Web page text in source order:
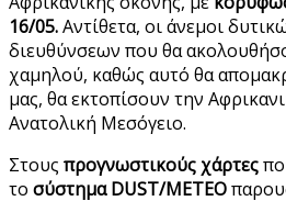
16/05.Αντίθετα, οι άνεμοι
διευθύνσεων που θα
χαμηλού, καθώς αυτό θα
μας, θα εκτοπίσουν την
Ανατολική Μεσόγειο.
Στους προγνωστικούς χάρτες
το σύστημα DUST/METEO